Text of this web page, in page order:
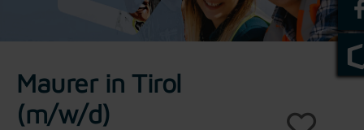
Maurer in Tirol
(m/w/d)